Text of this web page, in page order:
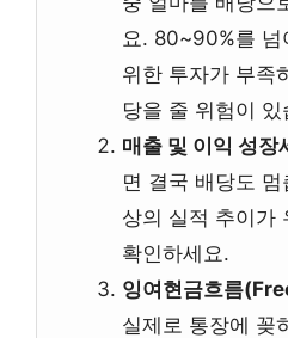
요. 80~90%를 넘
위한 투자가 부족
당을 줄 위험이 있
매출 및 이익 성장
면 결국 배당도
상의 실적 추이가
확인하세요.
잉여현금흐름
실제로 통장에 꽂